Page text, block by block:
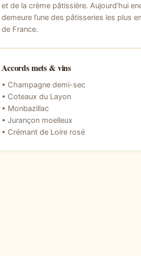
et de la crème pâtissière. Aujourd’hui
demeure l’une des pâtisseries les plus
de France.
Accords mets & vins
• Champagne demi-sec
• Coteaux du Layon
• Monbazillac
• Jurançon moelleux
• Crémant de Loire rosé